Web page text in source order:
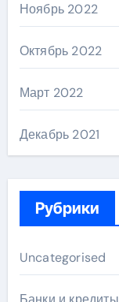
Ноябрь 2022
Октябрь 2022
Март 2022
Декабрь 2021
Рубрики
Uncategorised